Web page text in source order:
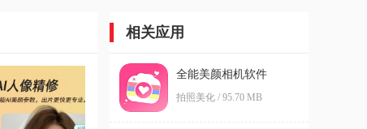
相关应用
全能美颜相机软件
拍照美化 / 95.70 MB